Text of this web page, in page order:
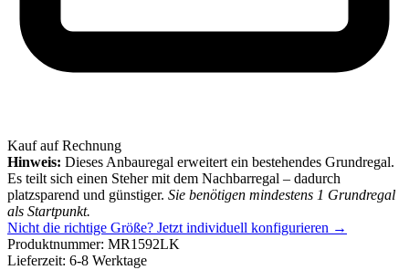
Kauf auf Rechnung
Hinweis: Dieses Anbauregal erweitert ein bestehendes Grundregal.
Es teilt sich einen Steher mit dem Nachbarregal – dadurch
platzsparend und günstiger. Sie benötigen mindestens 1 Grundregal
als Startpunkt.
Nicht die richtige Größe? Jetzt individuell konfigurieren →
Produktnummer: MR1592LK
Lieferzeit: 6-8 Werktage